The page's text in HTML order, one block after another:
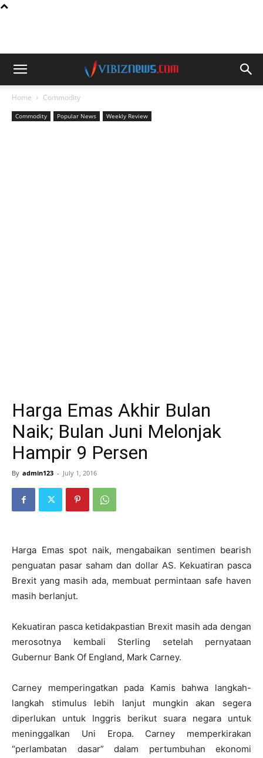
Home Commodity
Commodity Popular News Weekly Review
Harga Emas Akhir Bulan
Naik; Bulan Juni Melonjak
Hampir 9 Persen
By admin123 - July 1, 2016
Harga Emas spot naik, mengabaikan sentimen bearish
penguatan pasar saham dan dollar AS. Kekuatiran pasca
Brexit yang masih ada, membuat permintaan safe haven
masih berlanjut.
Kekuatiran pasca ketidakpastian Brexit masih ada dengan
merosotnya kembali Sterling setelah pernyataan
Gubernur Bank Of England, Mark Carney.
Carney memperingatkan pada Kamis bahwa langkah-
langkah stimulus lebih lanjut mungkin akan segera
diperlukan untuk Inggris berikut suara negara untuk
meninggalkan Uni Eropa. Carney memperkirakan
“perlambatan dasar” dalam pertumbuhan ekonomi